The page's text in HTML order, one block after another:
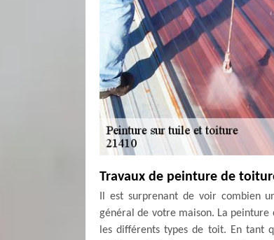
Travaux de peinture de
Il est surprenant de voir combien
général de votre maison. La
les différents types de toit. En tant